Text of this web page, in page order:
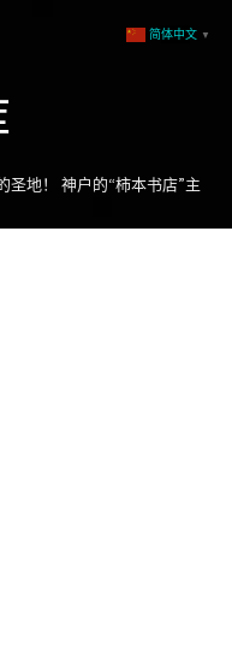
圣地！ 神户的“柿本书店”主
简体中文 ▼